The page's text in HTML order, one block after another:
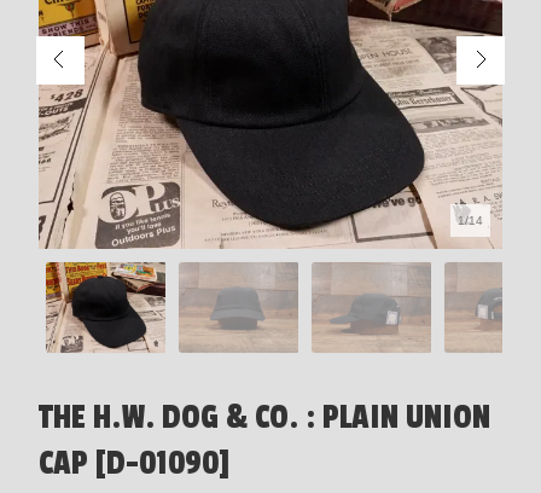
1/14
THE H.W. DOG & CO. : PLAIN UNION
CAP [D-01090]